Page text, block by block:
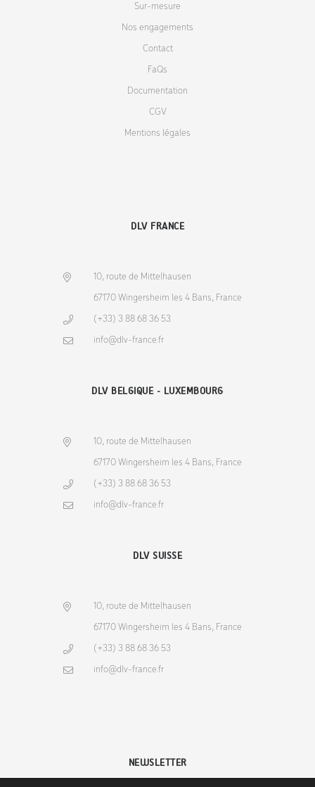
Sur-mesure
Nos engagements
Contact
FaQs
Documentation
CGV
Mentions légales
DLV FRANCE
10, route de Mittelhausen
67170 Wingersheim les 4 Bans, France
(+33) 3 88 68 36 53
info@dlv-france.fr
DLV BELGIQUE - LUXEMBOURG
10, route de Mittelhausen
67170 Wingersheim les 4 Bans, France
(+33) 3 88 68 36 53
info@dlv-france.fr
DLV SUISSE
10, route de Mittelhausen
67170 Wingersheim les 4 Bans, France
(+33) 3 88 68 36 53
info@dlv-france.fr
NEWSLETTER